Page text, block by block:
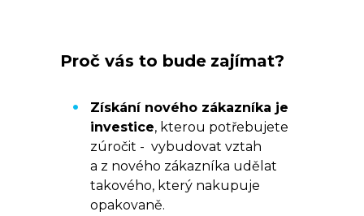
Proč vás to bude zajímat?
Získání nového zákazníka je
investice, kterou potřebujete
zúročit - vybudovat vztah
a z nového zákazníka udělat
takového, který nakupuje
opakovaně.